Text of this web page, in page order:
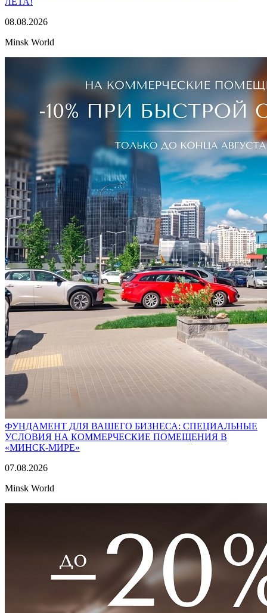
08.08.2026
Minsk World
ФУНДАМЕНТ ДЛЯ ВАШЕГО БИЗНЕСА: СПЕЦИАЛЬНЫЕ
УСЛОВИЯ НА КОММЕРЧЕСКИЕ ПОМЕЩЕНИЯ В
«МИНСК-МИРЕ»
07.08.2026
Minsk World